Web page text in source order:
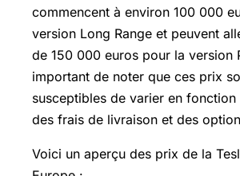
commencent à environ 100 000
version Long Range et peuvent
de 150 000 euros pour la version
important de noter que ces prix
susceptibles de varier en fonction
des frais de livraison et des
Voici un aperçu des prix de la